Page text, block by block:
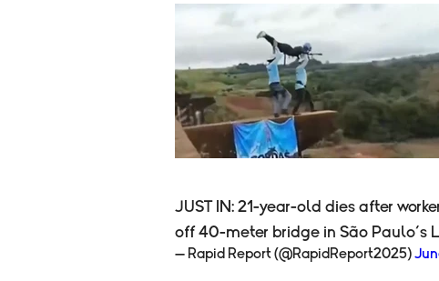
JUST IN: 21-year-old dies after
off 40-meter bridge in São Paulo’s
— Rapid Report (@RapidReport2025)